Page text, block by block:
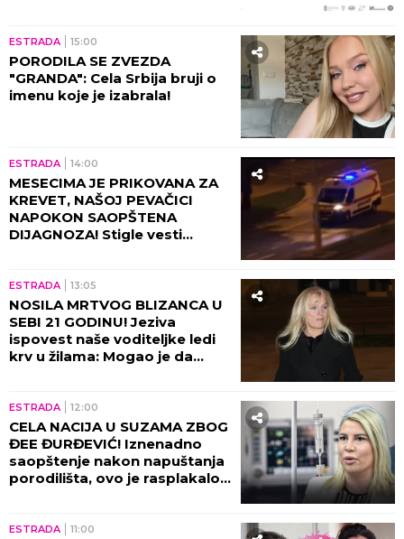
ESTRADA 15:00
PORODILA SE ZVEZDA
"GRANDA": Cela Srbija bruji o
imenu koje je izabrala!
ESTRADA 14:00
MESECIMA JE PRIKOVANA ZA
KREVET, NAŠOJ PEVAČICI
NAPOKON SAOPŠTENA
DIJAGNOZA! Stigle vesti
ESTRADA 13:05
NOSILA MRTVOG BLIZANCA U
SEBI 21 GODINU! Jeziva
ispovest naše voditeljke ledi
krv u žilama: Mogao je da
ESTRADA 12:00
CELA NACIJA U SUZAMA ZBOG
ĐEE ĐURĐEVIĆ! Iznenadno
saopštenje nakon napuštanja
porodilišta, ovo je rasplakalo
ESTRADA 11:00